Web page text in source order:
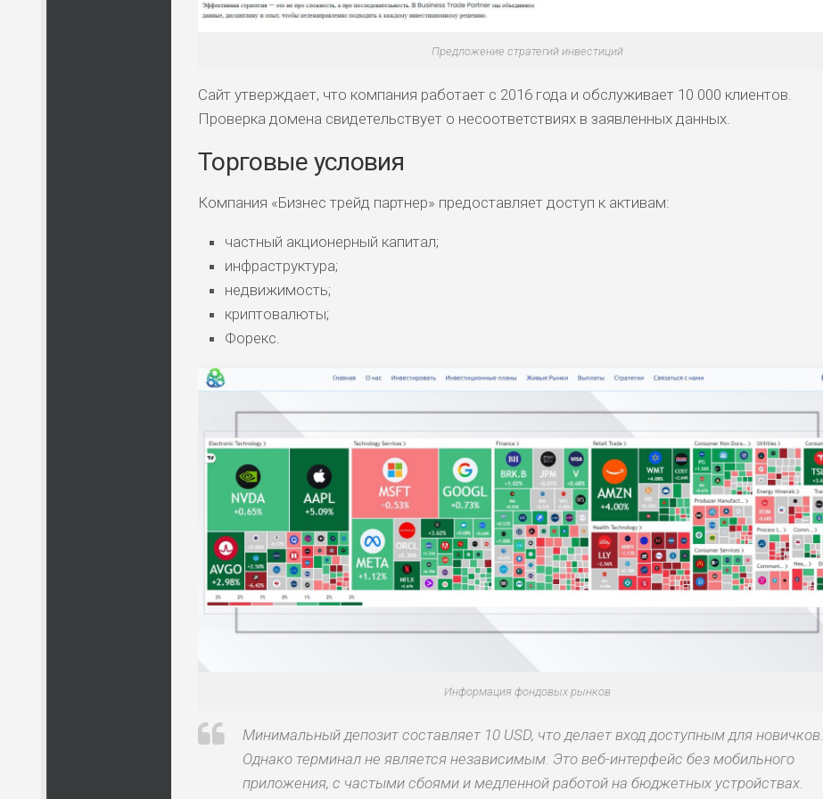
Предложение стратегий инвестиций
Сайт утверждает, что компания работает с 2016 года и обслуживает 10 000 клиентов.
Проверка домена свидетельствует о несоответствиях в заявленных данных.
Торговые условия
Компания «Бизнес трейд партнер» предоставляет доступ к активам:
частный акционерный капитал;
инфраструктура;
недвижимость;
криптовалюты;
Форекс.
Информация фондовых рынков
Минимальный депозит составляет 10 USD, что делает вход доступным для новичков.
Однако терминал не является независимым. Это веб-интерфейс без мобильного
приложения, с частыми сбоями и медленной работой на бюджетных устройствах.